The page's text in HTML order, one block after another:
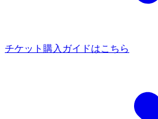
チケット購入ガイドはこちら